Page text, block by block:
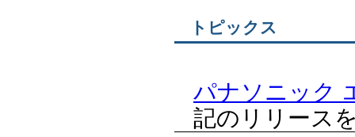
トピックス
パナソニック
記のリリース